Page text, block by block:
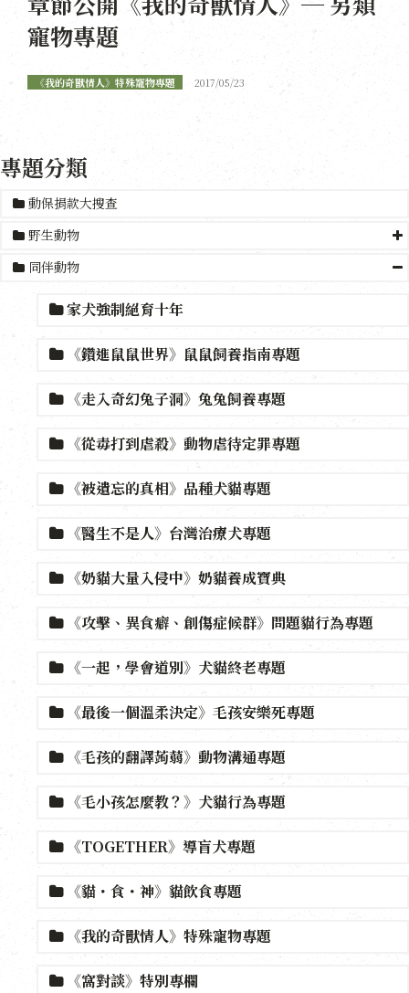
寵物專題
《我的奇獸情人》特殊寵物專題 2017/05/23
專題分類
動保捐款大搜查
野生動物
同伴動物
家犬強制絕育十年
《鑽進鼠鼠世界》鼠鼠飼養指南專題
《走入奇幻兔子洞》兔兔飼養專題
《從毒打到虐殺》動物虐待定罪專題
《被遺忘的真相》品種犬貓專題
《醫生不是人》台灣治療犬專題
《奶貓大量入侵中》奶貓養成寶典
《攻擊、異食癖、創傷症候群》問題貓行為專題
《一起，學會道別》犬貓終老專題
《最後一個溫柔決定》毛孩安樂死專題
《毛孩的翻譯蒟蒻》動物溝通專題
《毛小孩怎麼教？》犬貓行為專題
《TOGETHER》導盲犬專題
《貓・食・神》貓飲食專題
《我的奇獸情人》特殊寵物專題
《窩對談》特別專欄